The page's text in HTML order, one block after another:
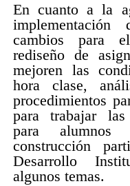
En cuanto a la
cambios para
rediseño de
mejoren las
hora clase,
procedimientos
para trabajar las
para
construcción
Desarrollo
algunos temas.